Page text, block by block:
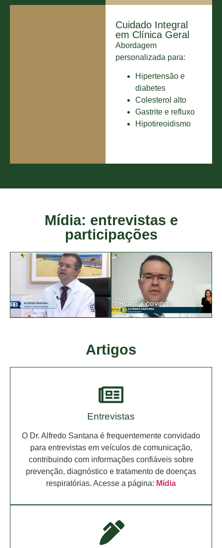
Cuidado Integral
em Clínica Geral
Abordagem
personalizada para:
Hipertensão e
diabetes
Colesterol alto
Gastrite e refluxo
Hipotireoidismo
Mídia: entrevistas e
participações
Artigos
Entrevistas
O Dr. Alfredo Santana é frequentemente convidado
para entrevistas em veículos de comunicação,
contribuindo com informações confiáveis sobre
prevenção, diagnóstico e tratamento de doenças
respiratórias. Acesse a página: Mídia